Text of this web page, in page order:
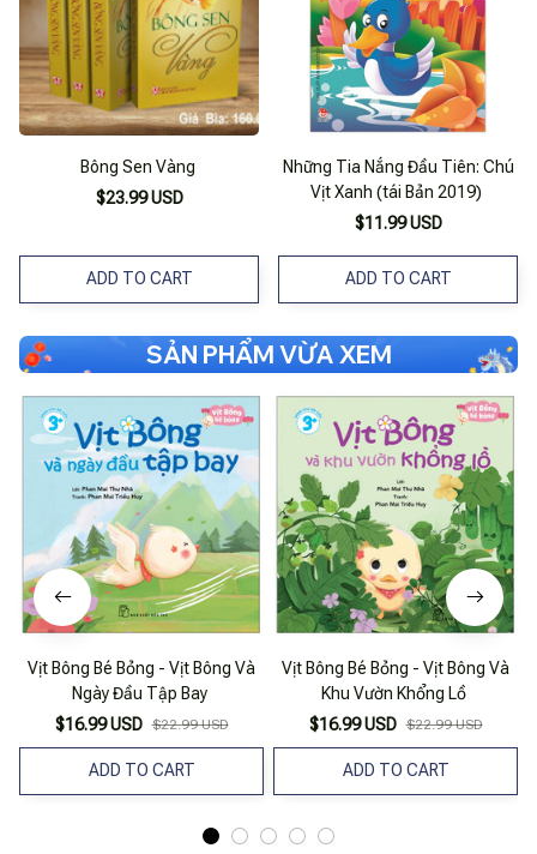
Bông Sen Vàng
$23.99 USD
ADD TO CART
Những Tia Nắng Đầu Tiên: Chú
Vịt Xanh (tái Bản 2019)
$11.99 USD
ADD TO CART
SẢN PHẨM VỪA XEM
Vịt Bông Bé Bỏng - Vịt Bông Và
Ngày Đầu Tập Bay
$16.99 USD $22.99 USD
ADD TO CART
Vịt Bông Bé Bỏng - Vịt Bông Và
Khu Vườn Khổng Lồ
$16.99 USD $22.99 USD
ADD TO CART